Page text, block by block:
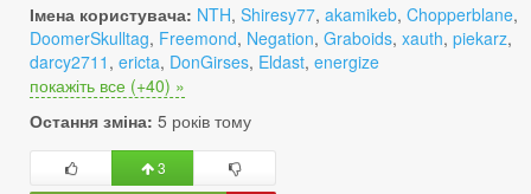
Імена користувача: NTH, Shiresy77, akamikeb, Chopperblane,
DoomerSkulltag, Freemond, Negation, Graboids, xauth, piekarz,
darcy2711 , ericta, DonGirses, Eldast, energize
покажіть все (+40) »
Остання зміна: 5 років тому
3